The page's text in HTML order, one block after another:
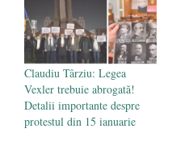
- 16 aprilie 2026
Claudiu Târziu: Legea
Vexler trebuie abrogată!
Detalii importante despre
protestul din 15 ianuarie